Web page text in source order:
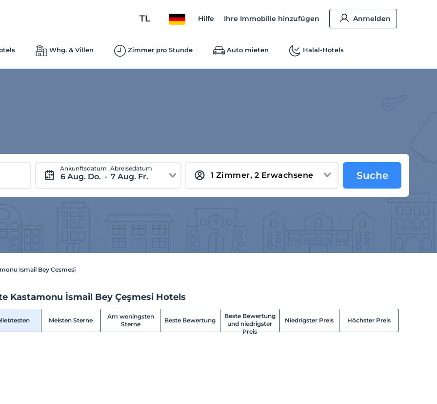
TL Hilfe Ihre Immobilie hinzufügen Anmelden
Whg. & Villen Zimmer pro Stunde Auto mieten Halal-Hotels
Ankunftsdatum
6 Aug. Do. -
Abreisedatum
7 Aug. Fr. Suche
Ismail Bey Cesmesi
Kastamonu İsmail Bey Çeşmesi Hotels
Meisten Sterne
Am weningsten
Sterne
Beste Bewertung
Beste Bewertung
und niedrigster
Preis
Niedrigster Preis Höchster Preis